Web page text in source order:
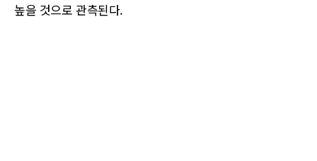
높을 것으로 관측된다.